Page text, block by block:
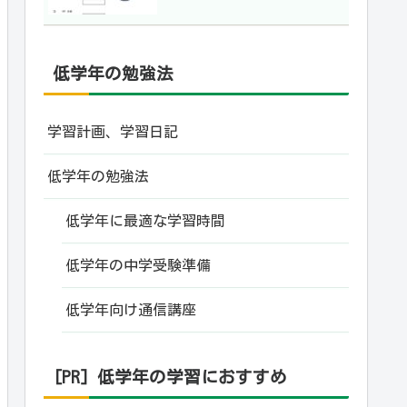
低学年の勉強法
学習計画、学習日記
低学年の勉強法
低学年に最適な学習時間
低学年の中学受験準備
低学年向け通信講座
[PR] 低学年の学習におすすめ